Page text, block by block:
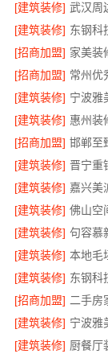
[建筑装修]
[建筑装修]
[招商加盟]
[招商加盟] 常州优
[建筑装修] 宁波雅
[建筑装修] 惠州装
[招商加盟] 邯郸至
[建筑装修]
[建筑装修]
[建筑装修] 佛山空
[建筑装修] 句容慕
[建筑装修]
[建筑装修]
[招商加盟] 二手房
[建筑装修] 宁波雅
[建筑装修]